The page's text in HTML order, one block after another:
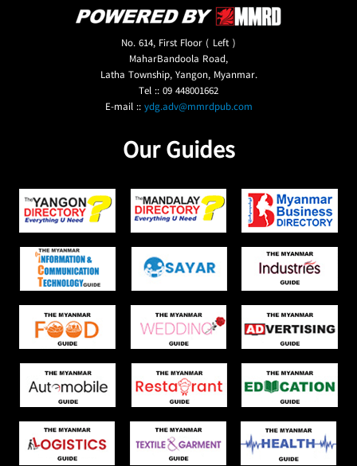
No. 614, First Floor ( Left )
MaharBandoola Road,
Latha Township, Yangon, Myanmar.
Tel :: 09 448001662
E-mail ::ydg.adv@mmrdpub.com
Our Guides